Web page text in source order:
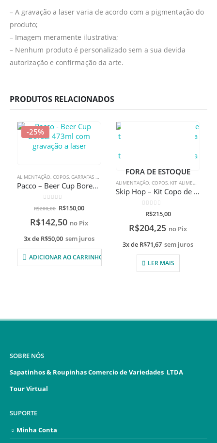
– A gravação a laser varia de acordo com a pigmentação do
produto;
– Imagem meramente ilustrativa;
– Nenhum produto é personalizado sem a sua devida
autorização e confirmação da arte.
PRODUTOS RELACIONADOS
-25%
ALIMENTAÇÃO, COPOS, GARRAFAS TÉRMICAS
Pacco – Beer Cup Boreal 473ml com gravação a laser
de 5
R$200,00 R$150,00
R$142,50 no Pix
3x de R$50,00 sem juros
ADICIONAR AO CARRINHO
FORA DE ESTOQUE
ALIMENTAÇÃO, COPOS, KIT ALIMENTAÇÃO
Skip Hop – Kit Copo de treinamento zoo abelha 266ml + prato de treinamento zoo abelha com gravação a laser
de 5
R$215,00
R$204,25 no Pix
3x de R$71,67 sem juros
LER MAIS
SOBRE NÓS
Sapatinhos & Roupinhas Comercio de Variedades LTDA
Tour Virtual
SUPORTE
Minha Conta